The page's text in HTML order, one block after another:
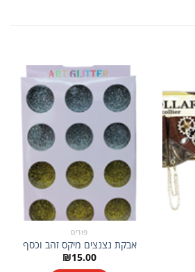
פורים
אבקת נצנצים מיקס זהב וכסף
₪15.00